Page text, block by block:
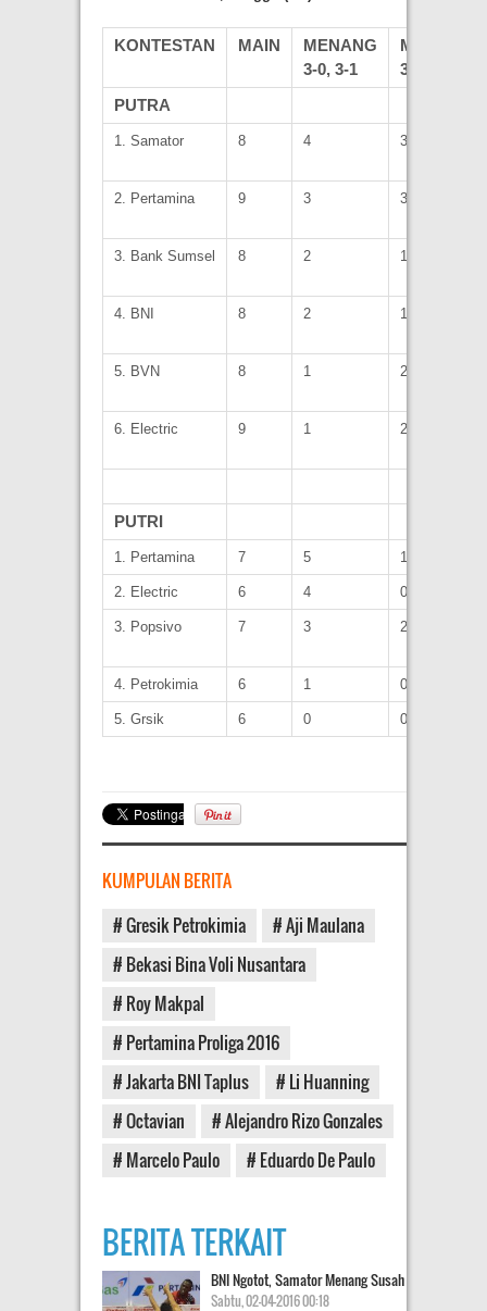
KONTESTAN MAIN
MENANG
3-0, 3-1
MENANG
3-2
PUTRA
1. Samator 8 4 3
2. Pertamina 9 3 3
3. Bank Sumsel 8 2 1
4. BNI 8 2 1
5. BVN 8 1 2
6. Electric 9 1 2
PUTRI
1. Pertamina 7 5 1
2. Electric 6 4 0
3. Popsivo 7 3 2
4. Petrokimia 6 1 0
5. Grsik 6 0 0
KUMPULAN BERITA
# Gresik Petrokimia
# Aji Maulana
# Bekasi Bina Voli Nusantara
# Roy Makpal
# Pertamina Proliga 2016
# Jakarta BNI Taplus
# Li Huanning
# Octavian
# Alejandro Rizo Gonzales
# Marcelo Paulo
# Eduardo De Paulo
BERITA TERKAIT
BNI Ngotot, Samator Menang Susah Payah
Sabtu, 02-04-2016 00:18